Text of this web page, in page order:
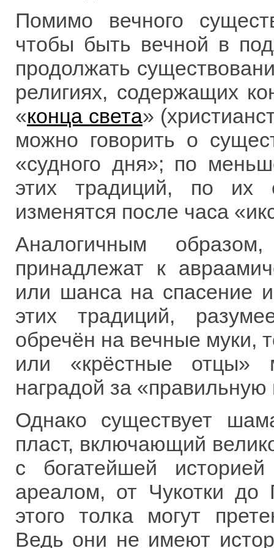
Помимо вечного
чтобы быть вечной в
продолжать
религиях, содержащих
«конца света»
можно говорить о
«судного дня»; по
этих традиций, по их
изменятся после часа
Аналогичным
принадлежат к
или шанса на спасение
этих традиций,
обречён на вечные муки,
или «крёстные отцы»
наградой за «правильную
Однако существует
пласт, включающий
с богатейшей
ареалом, от Чукотки до
этого толка могут
Ведь они не имеют